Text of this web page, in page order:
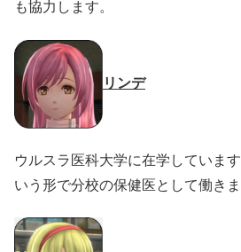
も協力します。
リンデ
ウルスラ医科大学に在学していま
いう形で分校の保健医として働きま